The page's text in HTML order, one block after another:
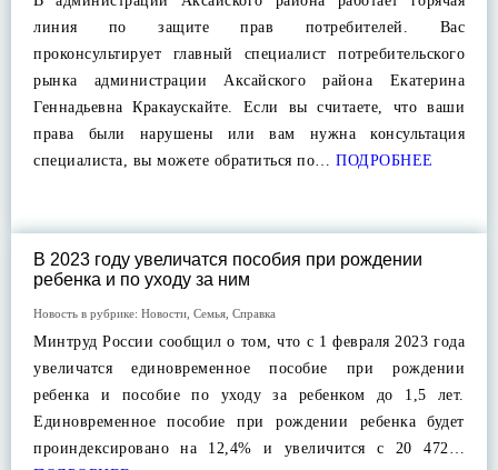
линия по защите прав потребителей. Вас
проконсультирует главный специалист потребительского
рынка администрации Аксайского района Екатерина
Геннадьевна Кракаускайте. Если вы считаете, что ваши
права были нарушены или вам нужна консультация
специалиста, вы можете обратиться по… ПОДРОБНЕЕ
В 2023 году увеличатся пособия при рождении
ребенка и по уходу за ним
Новость в рубрике: Новости Семья Справка
Минтруд России сообщил о том, что с 1 февраля 2023 года
увеличатся единовременное пособие при рождении
ребенка и пособие по уходу за ребенком до 1,5 лет.
Единовременное пособие при рождении ребенка будет
проиндексировано на 12,4% и увеличится с 20 472…